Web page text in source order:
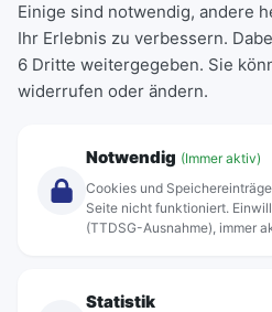
Deutschlandticket
Schülerkarte
Einzeltickets
Abonnements
Über Rebus
Einige sind notwendig, andere
Ihr Erlebnis zu verbessern.
6 Dritte weitergegeben. Sie
widerrufen oder ändern.
Notwendig (Immer aktiv)
Cookies und
Seite nicht funktioniert.
(TTDSG-Ausnahme), immer
Statistik